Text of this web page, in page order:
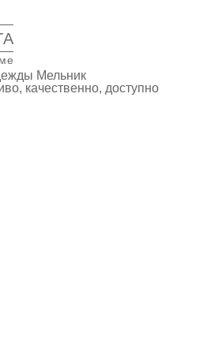
Мельник
качественно, доступно